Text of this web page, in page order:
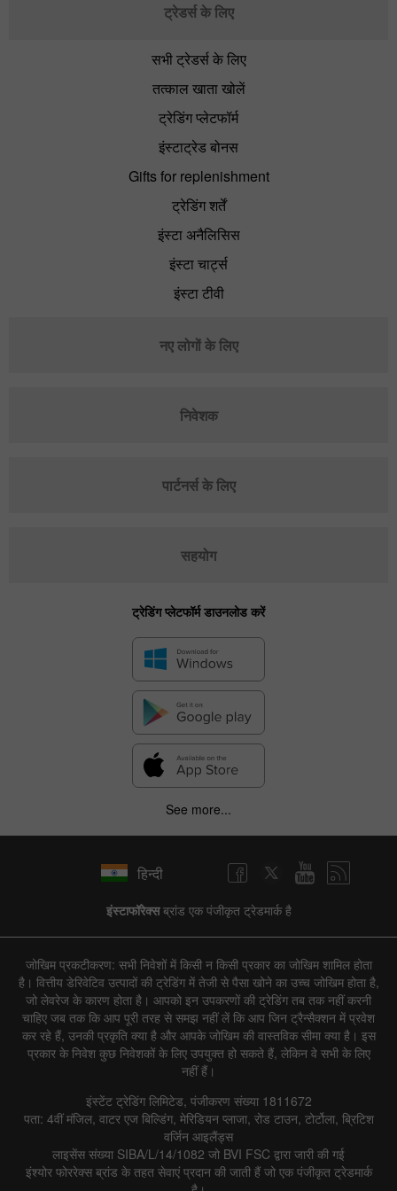
ट्रेडर्स के लिए
सभी ट्रेडर्स के लिए
तत्काल खाता खोलें
ट्रेडिंग प्लेटफॉर्म
इंस्टाट्रेड बोनस
Gifts for replenishment
ट्रेडिंग शर्तें
इंस्टा अनैलिसिस
इंस्टा चार्ट्स
इंस्टा टीवी
नए लोगों के लिए
निवेशक
पार्टनर्स के लिए
सहयोग
ट्रेडिंग प्लेटफॉर्म डाउनलोड करें
See more...
हिन्दी
इंस्टाफॉरेक्सब्रांड एक पंजीकृत ट्रेडमार्क है
जोखिम प्रकटीकरण: सभी निवेशों में किसी न किसी प्रकार का जोखिम शामिल होता
है। वित्तीय डेरिवेटिव उत्पादों की ट्रेडिंग में तेजी से पैसा खोने का उच्च जोखिम होता है,
जो लेवरेज के कारण होता है। आपको इन उपकरणों की ट्रेडिंग तब तक नहीं करनी
चाहिए जब तक कि आप पूरी तरह से समझ नहीं लें कि आप जिन ट्रैन्सैक्शन में प्रवेश
कर रहे हैं, उनकी प्रकृति क्या है और आपके जोखिम की वास्तविक सीमा क्या है। इस
प्रकार के निवेश कुछ निवेशकों के लिए उपयुक्त हो सकते हैं, लेकिन वे सभी के लिए
नहीं हैं।
इंस्टेंट ट्रेडिंग लिमिटेड, पंजीकरण संख्या 1811672
पता: 4वीं मंजिल, वाटर एज बिल्डिंग, मेरिडियन प्लाजा, रोड टाउन, टोर्टोला, ब्रिटिश
वर्जिन आइलैंड्स
लाइसेंस संख्या SIBA/L/14/1082 जो BVI FSC द्वारा जारी की गई
इंश्योर फोररेक्स ब्रांड के तहत सेवाएं प्रदान की जाती हैं जो एक पंजीकृत ट्रेडमार्क